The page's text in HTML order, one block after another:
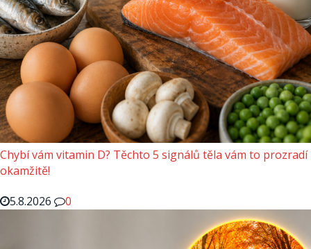
Chybí vám vitamin D? Těchto 5 signálů těla vám to prozradí
okamžitě!
5.8.2026
0